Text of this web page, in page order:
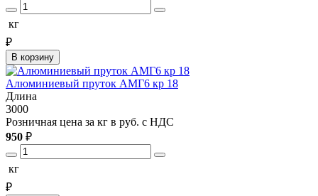
кг
₽
В корзину
Алюминиевый пруток АМГ6 кр 18
Длина
3000
Розничная цена за кг в руб. с НДС
950 ₽
кг
₽